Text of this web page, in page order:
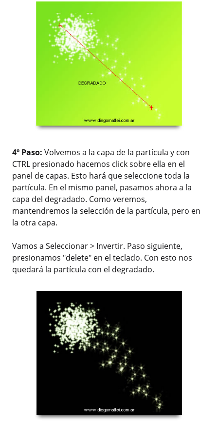
4º Paso: Volvemos a la capa de la partícula y con
CTRL presionado hacemos click sobre ella en el
panel de capas. Esto hará que seleccione toda la
partícula. En el mismo panel, pasamos ahora a la
capa del degradado. Como veremos,
mantendremos la selección de la partícula, pero en
la otra capa.
Vamos a Seleccionar > Invertir. Paso siguiente,
presionamos "delete" en el teclado. Con esto nos
quedará la partícula con el degradado.